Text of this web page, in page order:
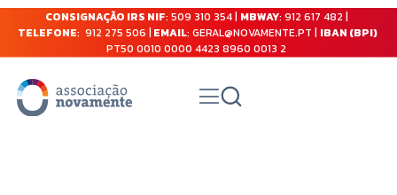
CONSIGNAÇÃO IRS NIF: 509 310 354 | MBWAY: 912 617 482 |
TELEFONE: 912 275 506 | EMAIL: GERAL@NOVAMENTE.PT | IBAN (BPI)
PT50 0010 0000 4423 8960 0013 2